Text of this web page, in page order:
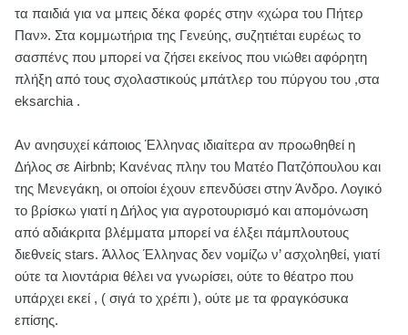
τα παιδιά για να μπεις δέκα φορές στην «χώρα του Πήτερ
Παν». Στα κομμωτήρια της Γενεύης, συζητιέται ευρέως το
σασπένς που μπορεί να ζήσει εκείνος που νιώθει αφόρητη
πλήξη από τους σχολαστικούς μπάτλερ του πύργου του ,στα
eksarchia .
Αν ανησυχεί κάποιος Έλληνας ιδιαίτερα αν προωθηθεί η
Δήλος σε Airbnb; Κανένας πλην του Ματέο Πατζόπουλου και
της Μενεγάκη, οι οποίοι έχουν επενδύσει στην Άνδρο. Λογικό
το βρίσκω γιατί η Δήλος για αγροτουρισμό και απομόνωση
από αδιάκριτα βλέμματα μπορεί να έλξει πάμπλουτους
διεθνείς stars. Άλλος Έλληνας δεν νομίζω ν’ ασχοληθεί, γιατί
ούτε τα λιοντάρια θέλει να γνωρίσει, ούτε το θέατρο που
υπάρχει εκεί , ( σιγά το χρέπι ), ούτε με τα φραγκόσυκα
επίσης.